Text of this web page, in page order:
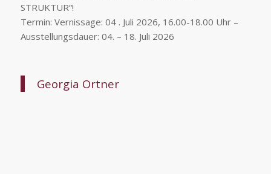
STRUKTUR“!
Termin: Vernissage: 04 . Juli 2026, 16.00-18.00 Uhr –
Ausstellungsdauer: 04. – 18. Juli 2026
Georgia Ortner